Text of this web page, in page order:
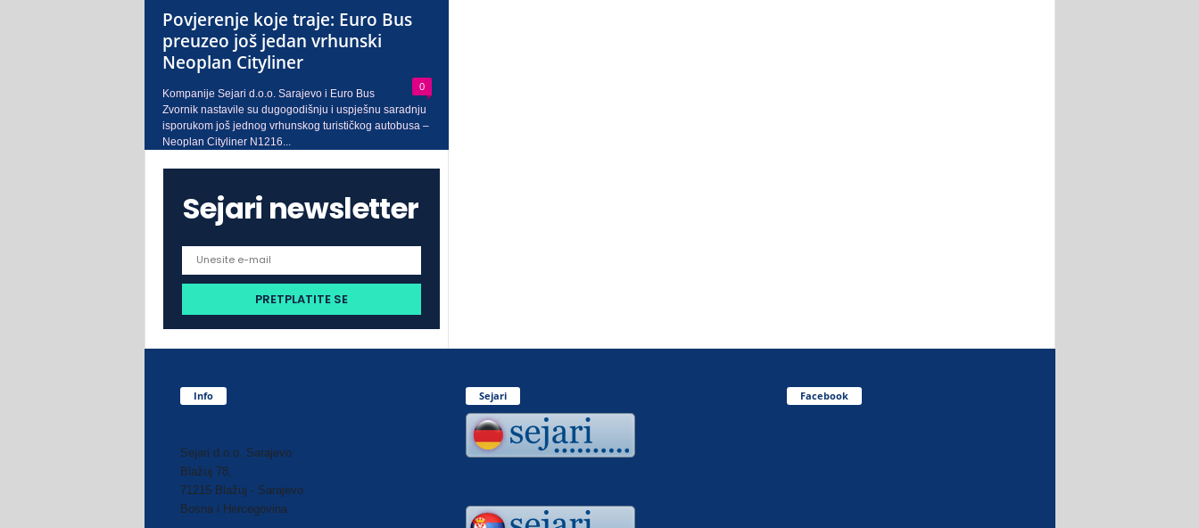
Povjerenje koje traje: Euro Bus
preuzeo još jedan vrhunski
Neoplan Cityliner
0
Kompanije Sejari d.o.o. Sarajevo i Euro Bus
Zvornik nastavile su dugogodišnju i uspješnu saradnju
isporukom još jednog vrhunskog turističkog autobusa –
Neoplan Cityliner N1216...
Sejari newsletter
Info
Sejari d.o.o. Sarajevo
Blažuj 78,
71215 Blažuj - Sarajevo
Bosna i Hercegovina
Sejari Facebook